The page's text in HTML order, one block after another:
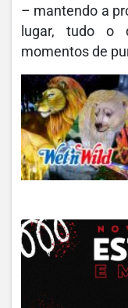
– mantendo a
lugar, tudo o
momentos de